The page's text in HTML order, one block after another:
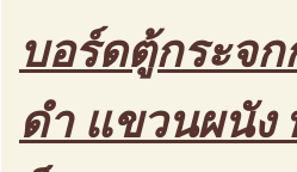
บอร์ดตู้กระจ
ดำ แขวนผนัง